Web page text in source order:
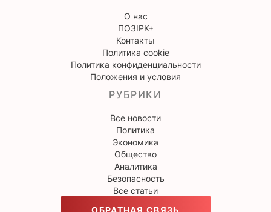
О нас
ПОЗІРК+
Контакты
Политика cookie
Политика конфиденциальности
Положения и условия
РУБРИКИ
Все новости
Политика
Экономика
Общество
Аналитика
Безопасность
Все статьи
ОБРАТНАЯ СВЯЗЬ